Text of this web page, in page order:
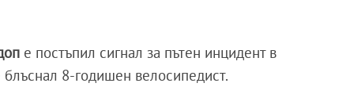
е постъпил сигнал за пътен инцидент в
8-годишен велосипедист.